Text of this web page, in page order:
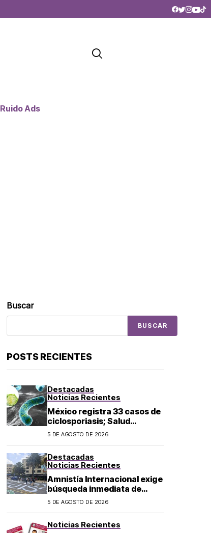
Ruido Ads
Buscar
BUSCAR
POSTS RECIENTES
Destacadas
Noticias Recientes
México registra 33 casos de
ciclosporiasis; Salud
mantiene vigilancia
5 DE AGOSTO DE 2026
Destacadas
Noticias Recientes
Amnistía Internacional exige
búsqueda inmediata de
ambientalista desaparecido
5 DE AGOSTO DE 2026
Noticias Recientes